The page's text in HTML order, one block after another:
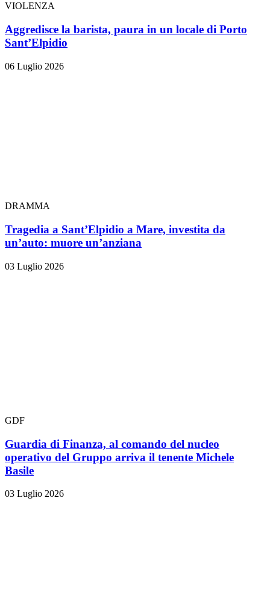
VIOLENZA
Aggredisce la barista, paura in un locale di Porto
Sant’Elpidio
06 Luglio 2026
DRAMMA
Tragedia a Sant’Elpidio a Mare, investita da
un’auto: muore un’anziana
03 Luglio 2026
GDF
Guardia di Finanza, al comando del nucleo
operativo del Gruppo arriva il tenente Michele
Basile
03 Luglio 2026